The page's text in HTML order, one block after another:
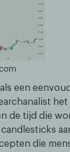
een
de tijd die
die